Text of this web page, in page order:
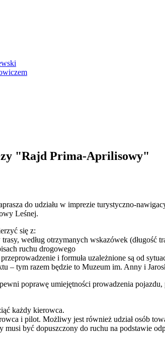
"Rajd Prima-Aprilisowy"
do udziału w imprezie turystyczno-
Leśnej.
się z:
według otrzymanych wskazówek (długość
ruchu drogowego
i formuła uzależnione są od
– tym razem będzie to Muzeum im. Anny i
poprawę umiejętności prowadzenia
każdy kierowca.
i pilot. Możliwy jest również udział osób
musi być dopuszczony do ruchu na podstawie